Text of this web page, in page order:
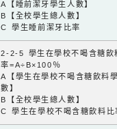
A【睡前潔牙學生人數】
B【全校學生總人數】
C 學生睡前潔牙比率
2-2-5 學生在學校不喝含糖飲
率=A÷B×100％
A【學生在學校不喝含糖飲料
數】
B【全校學生總人數】
C 學生在學校不喝含糖飲料比